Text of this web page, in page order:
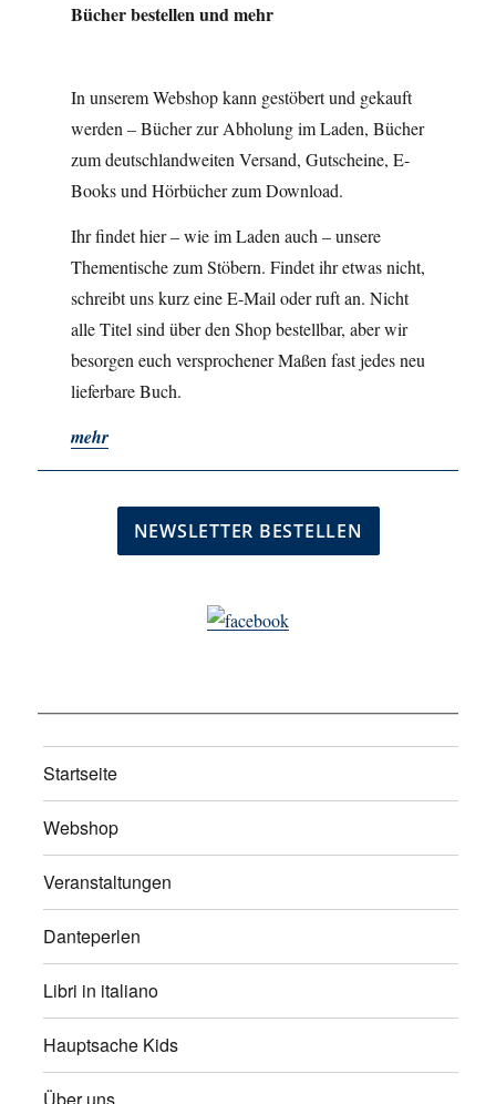
Bücher bestellen und mehr
In unserem Webshop kann gestöbert und gekauft
werden – Bücher zur Abholung im Laden, Bücher
zum deutschlandweiten Versand, Gutscheine, E-
Books und Hörbücher zum Download.
Ihr findet hier – wie im Laden auch – unsere
Thementische zum Stöbern. Findet ihr etwas nicht,
schreibt uns kurz eine E-Mail oder ruft an. Nicht
alle Titel sind über den Shop bestellbar, aber wir
besorgen euch versprochener Maßen fast jedes neu
lieferbare Buch.
mehr
Startseite
Webshop
Veranstaltungen
Danteperlen
Libri in italiano
Hauptsache Kids